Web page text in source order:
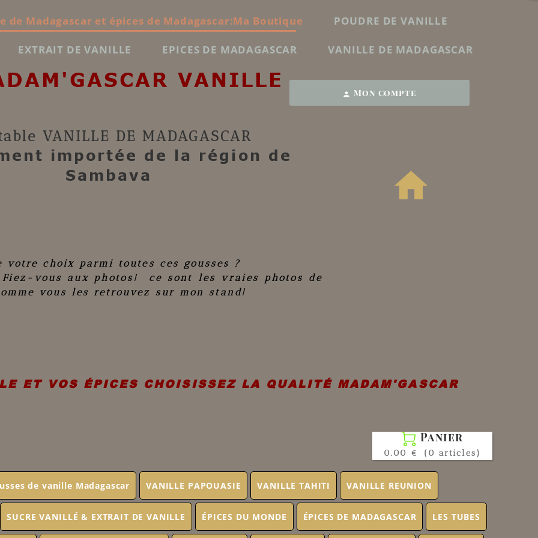
VANILLE
de Madagascar et épices de Madagascar:Ma Boutique POUDRE DE VANILLE
EXTRAIT DE VANILLE EPICES DE MADAGASCAR VANILLE DE MADAGASCAR
person Mon compte
VANILLE DE MADAGASCAR
importée de la région de
Sambava
home
votre choix parmi toutes ces gousses ?
vous aux photos! ce sont les vraies photos de
vous les retrouvez sur mon stand!
ET VOS ÉPICES CHOISISSEZ LA QUALITÉ MADAM'GASCAR
 Panier
0.00 € (0 articles)
de vanille Madagascar VANILLE PAPOUASIE VANILLE TAHITI VANILLE REUNION
SUCRE VANILLÉ & EXTRAIT DE VANILLE ÉPICES DU MONDE ÉPICES DE MADAGASCAR LES TUBES